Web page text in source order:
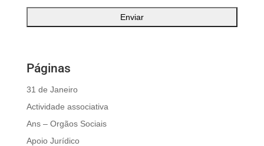
Páginas
31 de Janeiro
Actividade associativa
Ans – Orgãos Sociais
Apoio Jurídico